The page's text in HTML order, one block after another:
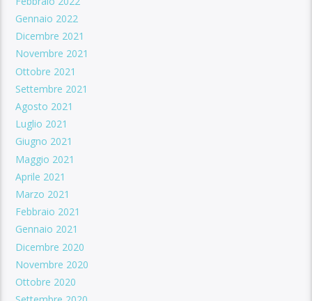
Gennaio 2022
Dicembre 2021
Novembre 2021
Ottobre 2021
Settembre 2021
Agosto 2021
Luglio 2021
Giugno 2021
Maggio 2021
Aprile 2021
Marzo 2021
Febbraio 2021
Gennaio 2021
Dicembre 2020
Novembre 2020
Ottobre 2020